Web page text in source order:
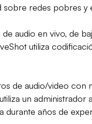
redes pobres
audio en vivo, de
utiliza
de audio/video
un
años de